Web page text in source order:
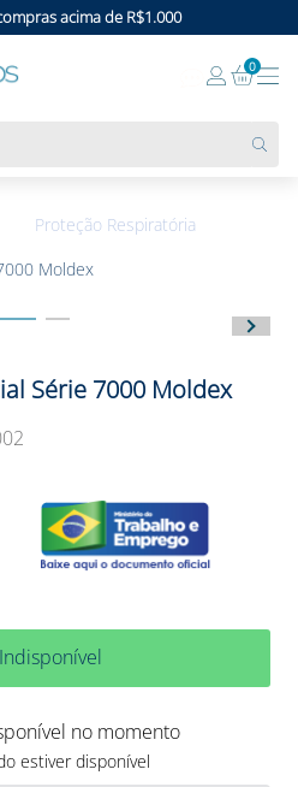
acima de R$1.000
0
Proteção Respiratória
Moldex
Série 7000 Moldex
Indisponível
no momento
estiver disponível